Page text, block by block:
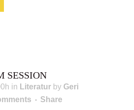
SESSION
in Literatur by Geri
Share